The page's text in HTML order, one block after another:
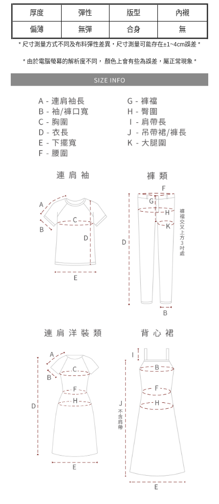
厚度 彈性 版型 內襯
偏薄 無彈 合身 無
* 尺寸測量方式不同及布料彈性差異‧尺寸測量可能存在±1~4cm誤差 *
* 由於電腦螢幕的解析度不同， 顏色上會有些為誤差，屬正常現象 *